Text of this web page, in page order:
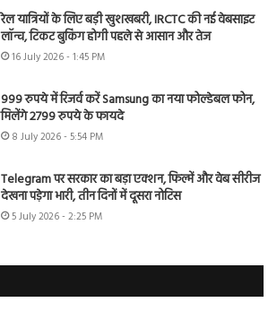
रेल यात्रियों के लिए बड़ी खुशखबरी, IRCTC की नई वेबसाइट
लॉन्च, टिकट बुकिंग होगी पहले से आसान और तेज
16 July 2026 - 1:45 PM
999 रुपये में रिजर्व करें Samsung का नया फोल्डेबल फोन,
मिलेंगे 2799 रुपये के फायदे
8 July 2026 - 5:54 PM
Telegram पर सरकार का बड़ा एक्शन, फिल्में और वेब सीरीज
देखना पड़ेगा भारी, तीन दिनों में दूसरा नोटिस
5 July 2026 - 2:25 PM